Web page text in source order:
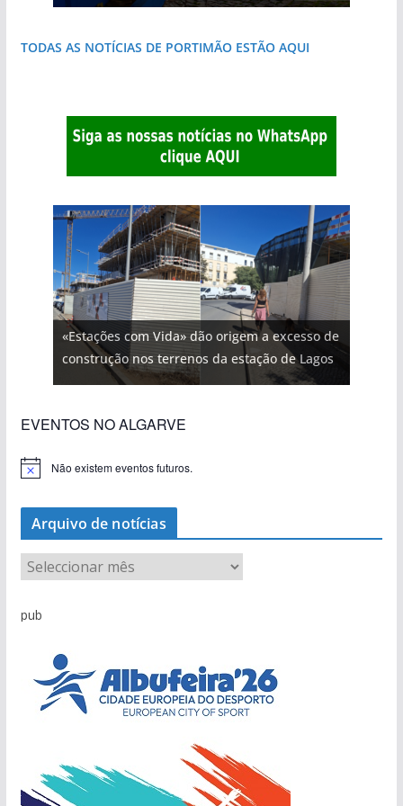
TODAS AS NOTÍCIAS DE PORTIMÃO ESTÃO AQUI
«Estações com Vida» dão origem a excesso de
construção nos terrenos da estação de Lagos
EVENTOS NO ALGARVE
Não existem eventos futuros.
Arquivo de notícias
q
o
pub